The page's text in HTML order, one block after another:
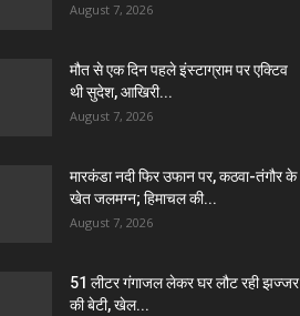
August 7, 2026
मौत से एक दिन पहले इंस्टाग्राम पर एक्टिव
थी सुदेश, आखिरी...
August 7, 2026
मारकंडा नदी फिर उफान पर, कठवा-तंगौर के
खेत जलमग्न; हिमाचल की...
August 7, 2026
51 लीटर गंगाजल लेकर घर लौट रही झज्जर
की बेटी, खेल...